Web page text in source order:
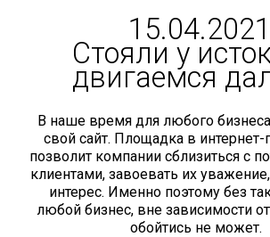
15.04.2021
Стояли у
двигаемся
В наше время для любого
свой сайт. Площадка в интернет-
позволит компании сблизиться с
клиентами, завоевать их
интерес. Именно поэтому без
любой бизнес, вне зависимости
обойтись не может.